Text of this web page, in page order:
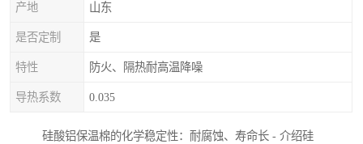
产地 山东
是否定制 是
特性 防火、隔热耐高温降噪
导热系数 0.035
硅酸铝保温棉的化学稳定性：耐腐蚀、寿命长 - 介绍硅